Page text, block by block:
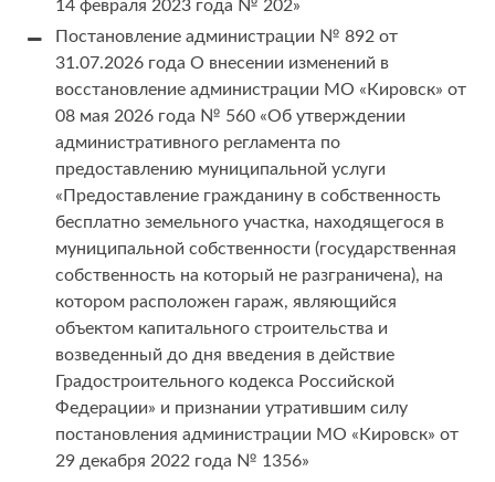
14 февраля 2023 года № 202»
Постановление администрации № 892 от
31.07.2026 года О внесении изменений в
восстановление администрации МО «Кировск» от
08 мая 2026 года № 560 «Об утверждении
административного регламента по
предоставлению муниципальной услуги
«Предоставление гражданину в собственность
бесплатно земельного участка, находящегося в
муниципальной собственности (государственная
собственность на который не разграничена), на
котором расположен гараж, являющийся
объектом капитального строительства и
возведенный до дня введения в действие
Градостроительного кодекса Российской
Федерации» и признании утратившим силу
постановления администрации МО «Кировск» от
29 декабря 2022 года № 1356»